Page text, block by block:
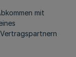
mit